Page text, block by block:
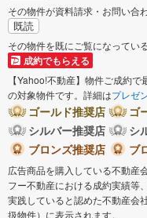
その物件が資料請求・お問い合
既読
その物件を既にご覧になってい
成約でもらえる
【Yahoo!不動産】物件ご成約
の対象物件です。詳細はプレゼ
ゴールド推奨店
ゴ
シルバー推奨店
シ
ブロンズ推奨店
ブ
広告商品を購入している不動産
フー不動産における成約実績等
実践していると認めた不動産会
扱物件）に表示されます。